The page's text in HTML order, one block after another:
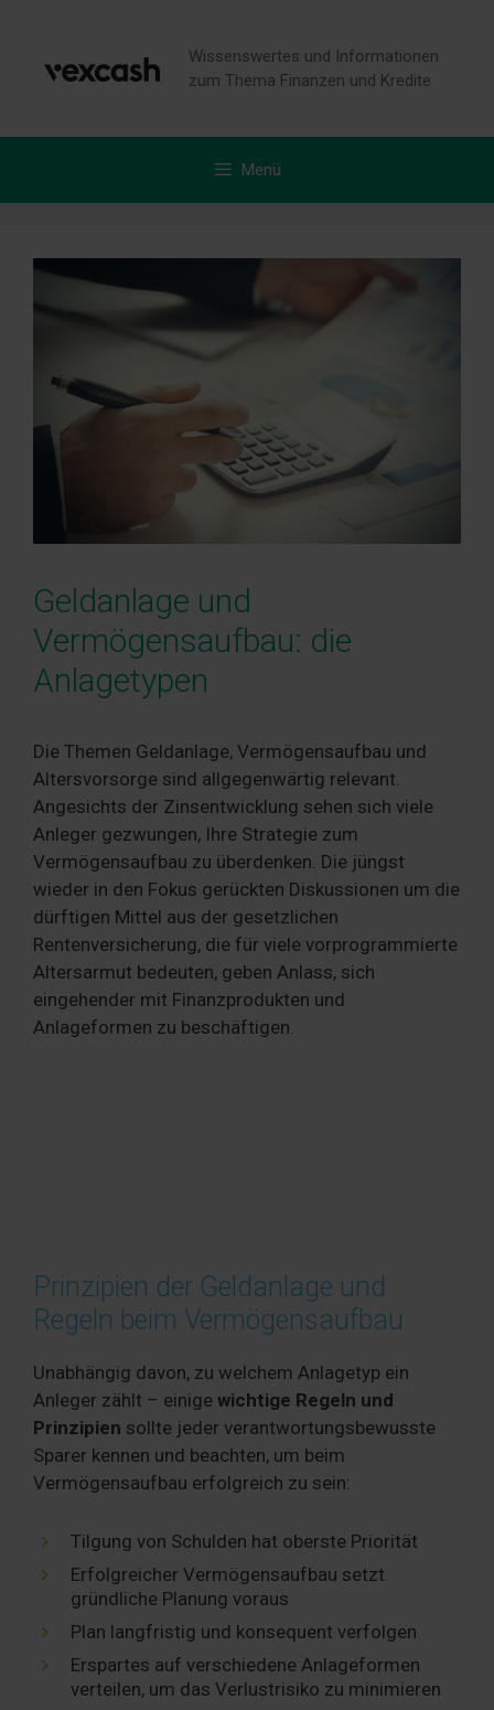
springen
Wissenswertes und Informationen
zum Thema Finanzen und Kredite
Menü
Geldanlage und
Vermögensaufbau: die
Anlagetypen
Die Themen Geldanlage, Vermögensaufbau und
Altersvorsorge sind allgegenwärtig relevant.
Angesichts der Zinsentwicklung sehen sich viele
Anleger gezwungen, Ihre Strategie zum
Vermögensaufbau zu überdenken. Die jüngst
wieder in den Fokus gerückten Diskussionen um die
dürftigen Mittel aus der gesetzlichen
Rentenversicherung, die für viele vorprogrammierte
Altersarmut bedeuten, geben Anlass, sich
eingehender mit Finanzprodukten und
Anlageformen zu beschäftigen.
Prinzipien der Geldanlage und
Regeln beim Vermögensaufbau
Unabhängig davon, zu welchem Anlagetyp ein
Anleger zählt – einige wichtige Regeln und
Prinzipien sollte jeder verantwortungsbewusste
Sparer kennen und beachten, um beim
Vermögensaufbau erfolgreich zu sein:
Tilgung von Schulden hat oberste Priorität
Erfolgreicher Vermögensaufbau setzt
gründliche Planung voraus
Plan langfristig und konsequent verfolgen
Erspartes auf verschiedene Anlageformen
verteilen, um das Verlustrisiko zu minimieren